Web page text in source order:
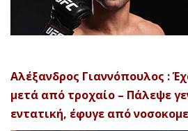
Αλέξανδρος Γιαννόπουλος :
μετά από τροχαίο – Πάλεψε
εντατική, έφυγε από